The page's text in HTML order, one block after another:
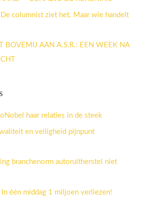
columnist ziet het. Maar wie handelt
BOVEMIJ AAN A.S.R.: EEN WEEK NA
haar relaties in de steek
en veiligheid pijnpunt
branchenorm autoruitherstel niet
In één middag 1 miljoen verliezen!